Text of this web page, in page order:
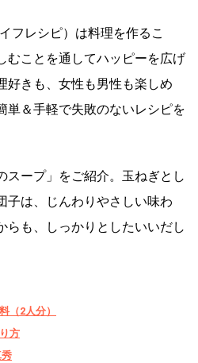
フレシピ）は料理を作るこ
むことを通してハッピーを広げ
好きも、女性も男性も楽しめ
単＆手軽で失敗のないレシピを
スープ」をご紹介。玉ねぎとし
子は、じんわりやさしい味わ
らも、しっかりとしたいいだし
（2人分）
方